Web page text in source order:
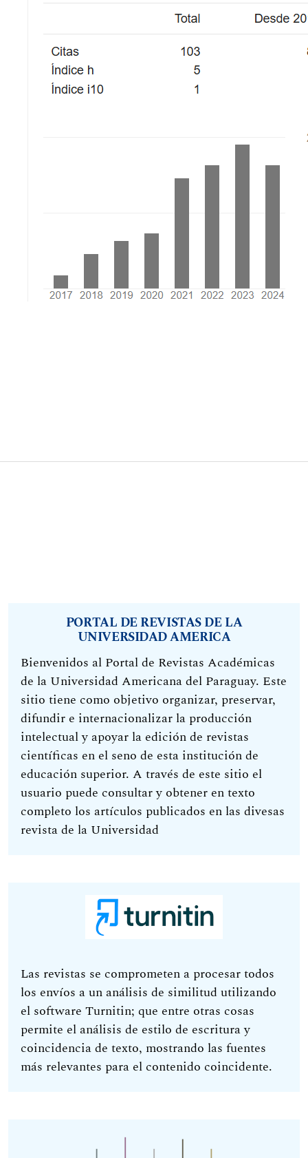
PORTAL DE REVISTAS DE LA
UNIVERSIDAD AMERICA
Bienvenidos al Portal de Revistas Académicas
de la Universidad Americana del Paraguay. Este
sitio tiene como objetivo organizar, preservar,
difundir e internacionalizar la producción
intelectual y apoyar la edición de revistas
científicas en el seno de esta institución de
educación superior. A través de este sitio el
usuario puede consultar y obtener en texto
completo los artículos publicados en las divesas
revista de la Universidad
Las revistas se comprometen a procesar todos
los envíos a un análisis de similitud utilizando
el software Turnitin; que entre otras cosas
permite el análisis de estilo de escritura y
coincidencia de texto, mostrando las fuentes
más relevantes para el contenido coincidente.